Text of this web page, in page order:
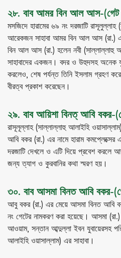
২৮. বাব আমর বিন আল আস-(গেট
মসজিদে হারামের ৬৯ নং দরজাটি
আরেকজন সাহাবা আমর বিন আল আস (রা.)
বিন আল আস (রা.) হলেন নবী (সাল্লাল্লাহু
সাহাবাদের একজন। বদর ও উহুদসহ অনেক
করলেও, শেষ পর্যন্ত তিনি ইসলাম গ্রহণ
বীরত্ব প্রকাশ করেছেন।
২৯. বাব আয়িশা বিনত্ আবি বকর-
রাসূলূল্লাহ (সাল্লাল্লাহু আলাইহি
আবি বকর (রা.) এর নামে হারাম কমপ্লেক্সের
দরজাটি দেখলে ও এটি দিয়ে প্রবেশ করলে
জন্য ত্যাগ ও কুরবানির কথা স্মরণ হয়।
৩০. বাব আসমা বিনত আবি বকর-
আবু বকর (রা.) এর মেয়ে আসমা বিনত আবি
নং গেটের নামকরণ করা হয়েছে। আসমা
আওয়াম, সন্তান আব্দুল্লা ইবন যুবায়েরসহ
আলাইহি ওয়াসাল্লাম) এর সাহাবা।